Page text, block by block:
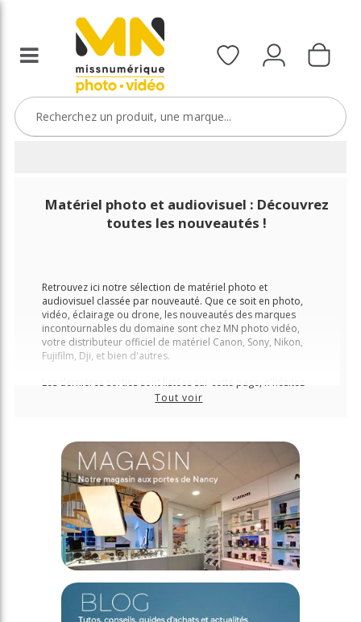
Matériel photo et audiovisuel : Découvrez
toutes les nouveautés !
Tout voir
Retrouvez ici notre sélection de matériel photo et
audiovisuel classée par nouveauté. Que ce soit en photo,
vidéo, éclairage ou drone, les nouveautés des marques
incontournables du domaine sont chez MN photo vidéo,
votre distributeur officiel de matériel Canon, Sony, Nikon,
Fujifilm, Dji, et bien d'autres.
Les dernières sorties sont listées sur cette page, n'hésitez
plus à les précommander pour les recevoir au plus tôt !